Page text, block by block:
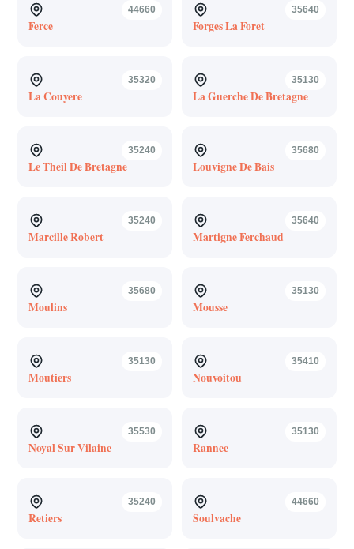
44660
Ferce
35640
Forges La Foret
35320
La Couyere
35130
La Guerche De Bretagne
35240
Le Theil De Bretagne
35680
Louvigne De Bais
35240
Marcille Robert
35640
Martigne Ferchaud
35680
Moulins
35130
Mousse
35130
Moutiers
35410
Nouvoitou
35530
Noyal Sur Vilaine
35130
Rannee
35240
Retiers
44660
Soulvache